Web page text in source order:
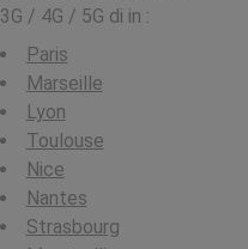
3G / 4G / 5G di in :
Paris
Marseille
Lyon
Toulouse
Nice
Nantes
Strasbourg